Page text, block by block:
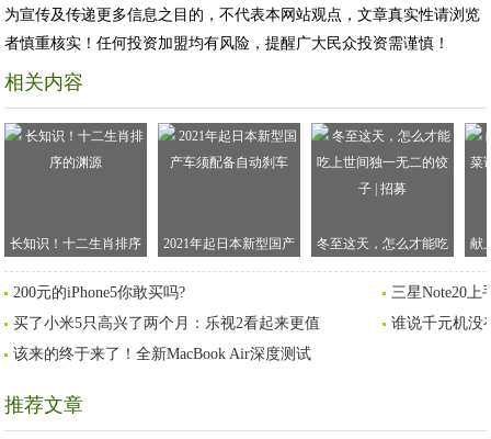
为宣传及传递更多信息之目的，不代表本网站观点，文章真实性请浏览
者慎重核实！任何投资加盟均有风险，提醒广大民众投资需谨慎！
相关内容
长知识！十二生肖排序
的渊源
2021年起日本新型国产
车须配备自动刹车
冬至这天，怎么才能吃
上世间独一无二的饺子 |
招募
献
谱
200元的iPhone5你敢买吗?
三星Note20上
买了小米5只高兴了两个月：乐视2看起来更值
谁说千元机没
该来的终于来了！全新MacBook Air深度测试
推荐文章